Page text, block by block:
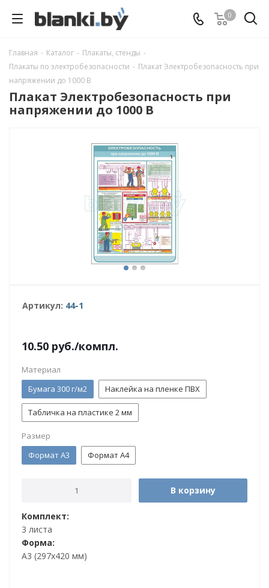
0
Главная - Каталог - Плакаты, стенды -
Плакаты по электробезопасности - Плакат Электробезопасность при
напряжении до 1000 В
Плакат Электробезопасность при
напряжении до 1000 В
Артикул: 44-1
10.50 руб./компл.
Материал
Бумага 300 г/м2
Наклейка на пленке ПВХ
Табличка на пластике 2 мм
Размер
Формат А3
Формат А4
В корзину
Комплект:
3 листа
Форма:
А3 (297х420 мм)